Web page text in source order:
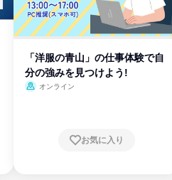
「洋服の青山」の仕事体験で自
分の強みを見つけよう!
オンライン
お気に入り